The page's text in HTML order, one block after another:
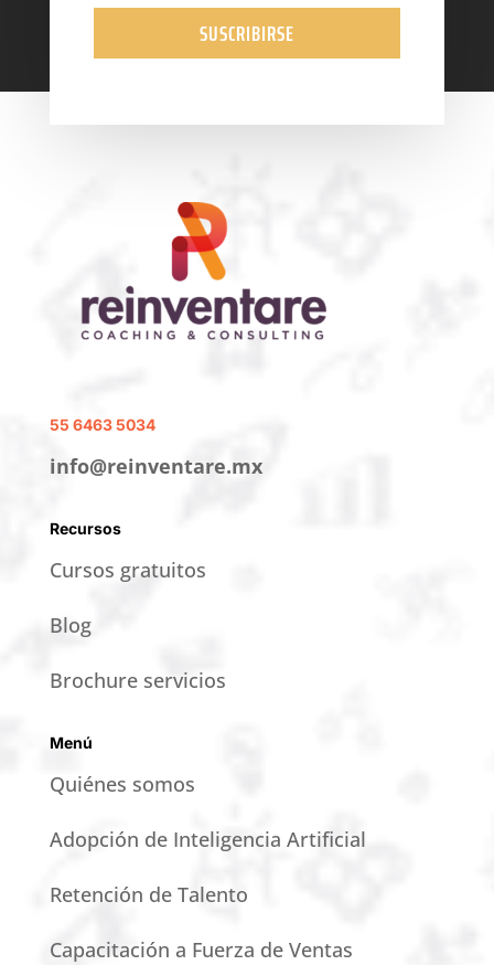
SUSCRIBIRSE
55 6463 5034
info@reinventare.mx
Recursos
Cursos gratuitos
Blog
Brochure servicios
Menú
Quiénes somos
Adopción de Inteligencia Artificial
Retención de Talento
Capacitación a Fuerza de Ventas